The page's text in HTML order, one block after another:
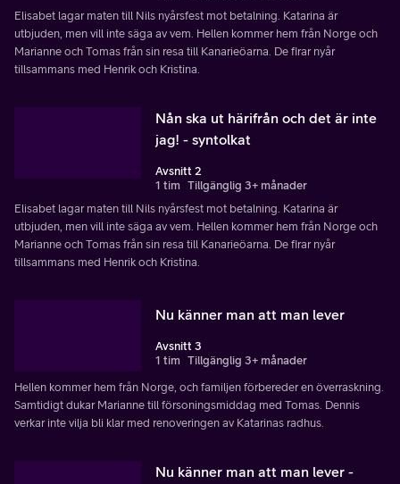
Elisabet lagar maten till Nils nyårsfest mot betalning. Katarina är
utbjuden, men vill inte säga av vem. Hellen kommer hem från Norge och
Marianne och Tomas från sin resa till Kanarieöarna. De firar nyår
tillsammans med Henrik och Kristina.
Nån ska ut härifrån och det är inte
jag! - syntolkat
Avsnitt 2
1 tim Tillgänglig 3+ månader
Elisabet lagar maten till Nils nyårsfest mot betalning. Katarina är
utbjuden, men vill inte säga av vem. Hellen kommer hem från Norge och
Marianne och Tomas från sin resa till Kanarieöarna. De firar nyår
tillsammans med Henrik och Kristina.
Nu känner man att man lever
Avsnitt 3
1 tim Tillgänglig 3+ månader
Hellen kommer hem från Norge, och familjen förbereder en överraskning.
Samtidigt dukar Marianne till försoningsmiddag med Tomas. Dennis
verkar inte vilja bli klar med renoveringen av Katarinas radhus.
Nu känner man att man lever -